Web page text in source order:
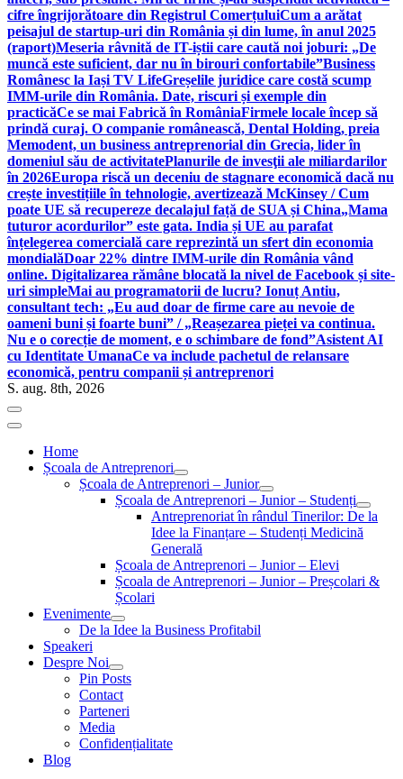
cifre îngrijorătoare din Registrul ComerțuluiCum a arătat
peisajul de startup-uri din România și din lume, în anul 2025
(raport)Meseria râvnită de IT-iștii care caută noi joburi: „De
muncă este suficient, dar nu în birouri confortabile”Business
Românesc la Iași TV LifeGreșelile juridice care costă scump
IMM-urile din România. Date, riscuri și exemple din
practicăCe se mai Fabrică în RomâniaFirmele locale încep să
prindă curaj. O companie românească, Dental Holding, preia
Memodent, un business antreprenorial din Grecia, lider în
domeniul său de activitatePlanurile de invesţii ale miliardarilor
în 2026Europa riscă un deceniu de stagnare economică dacă nu
crește investițiile în tehnologie, avertizează McKinsey / Cum
poate UE să recupereze decalajul față de SUA și China„Mama
tuturor acordurilor” este gata. India și UE au parafat
înțelegerea comercială care reprezintă un sfert din economia
mondialăDoar 22% dintre IMM-urile din România vând
online. Digitalizarea rămâne blocată la nivel de Facebook și site-
uri simpleMai au programatorii de lucru? Ionuț Antiu,
consultant tech: „Eu aud doar de firme care au nevoie de
oameni buni și foarte buni” / „Reașezarea pieței va continua.
Nu e o corecție de moment, e o schimbare de fond”Asistent AI
cu Identitate UmanaCe va include pachetul de relansare
economică, pentru companii și antreprenori
S. aug. 8th, 2026
Home
Școala de Antreprenori
Școala de Antreprenori – Junior
Școala de Antreprenori – Junior – Studenți
Antreprenoriat în rândul Tinerilor: De la
Idee la Finanțare – Studenți Medicină
Generală
Școala de Antreprenori – Junior – Elevi
Școala de Antreprenori – Junior – Preșcolari &
Școlari
Evenimente
De la Idee la Business Profitabil
Speakeri
Despre Noi
Pin Posts
Contact
Parteneri
Media
Confidențialitate
Blog